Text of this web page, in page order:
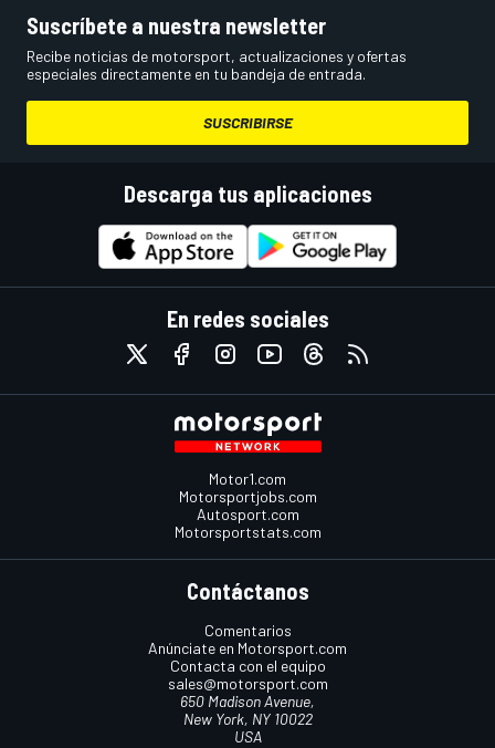
Suscríbete a nuestra newsletter
Recibe noticias de motorsport, actualizaciones y ofertas
especiales directamente en tu bandeja de entrada.
SUSCRIBIRSE
Descarga tus aplicaciones
En redes sociales
Motor1.com
Motorsportjobs.com
Autosport.com
Motorsportstats.com
Contáctanos
Comentarios
Anúnciate en Motorsport.com
Contacta con el equipo
sales@motorsport.com
650 Madison Avenue,
New York, NY 10022
USA